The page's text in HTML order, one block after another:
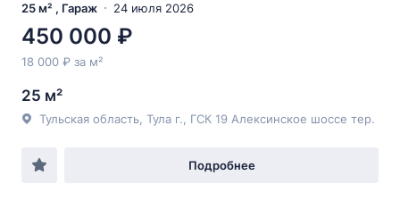
25 м² , Гараж 24 июля 2026
450 000 ₽
18 000 ₽ за м²
25 м²
Тульская область, Тула г., ГСК 19 Алексинское шоссе тер.
Подробнее